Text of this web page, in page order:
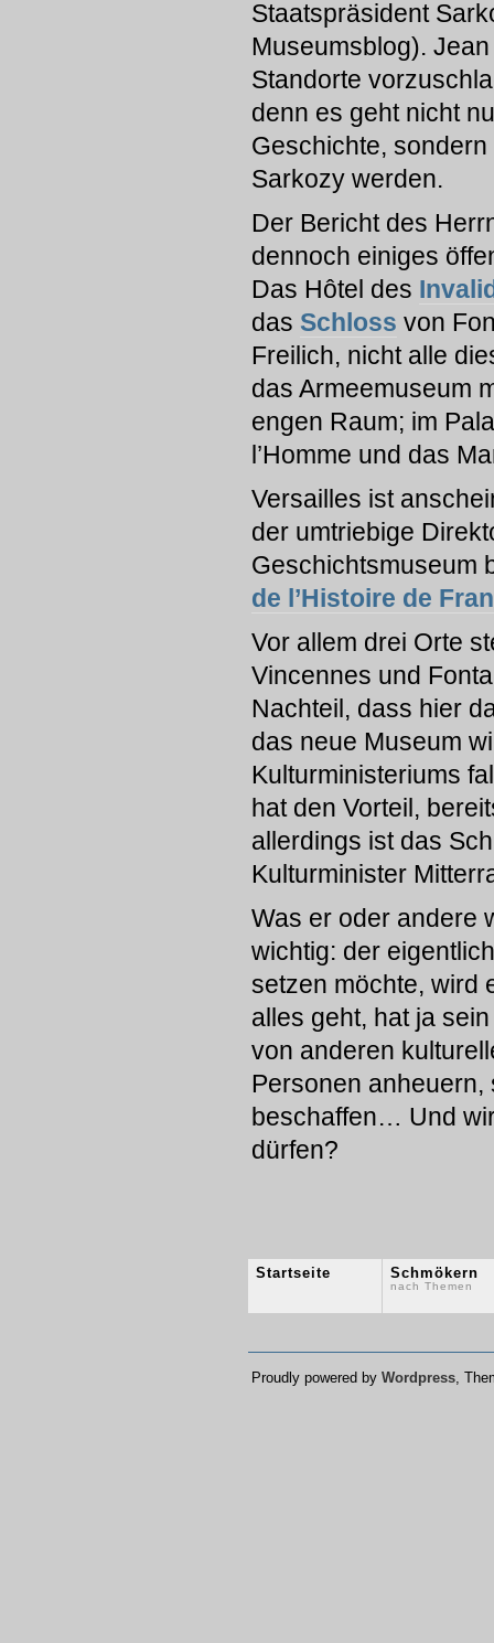
Staatspräsident
Museumsblog).
Standorte
denn es geht nicht
Geschichte,
Sarkozy werden.
Der Bericht des
dennoch einiges
Das Hôtel des
das Schloss von
Freilich, nicht alle
das Armeemuseum
engen Raum; im
l’Homme und das
Versailles ist
der umtriebige
Geschichtsmuseum
de l’Histoire de
Vor allem drei Orte
Vincennes und
Nachteil, dass hier
das neue Museum
Kulturministeriums
hat den Vorteil,
allerdings ist das
Kulturminister
Was er oder andere
wichtig: der
setzen möchte, wird
alles geht, hat ja
von anderen
Personen
beschaffen… Und
dürfen?
Startseite Schmökern
nach Themen
Proudly powered by Wordpress,